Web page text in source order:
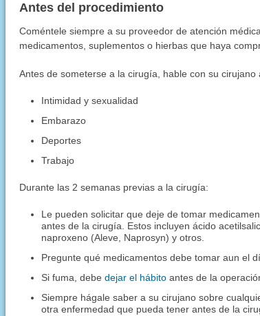
Antes del procedimiento
Coméntele siempre a su proveedor de atención
medicamentos, suplementos o hierbas que haya
Antes de someterse a la cirugía, hable con su cirujano
Intimidad y sexualidad
Embarazo
Deportes
Trabajo
Durante las 2 semanas previas a la cirugía:
Le pueden solicitar que deje de tomar
antes de la cirugía. Estos incluyen ácido
naproxeno (Aleve, Naprosyn) y otros.
Pregunte qué medicamentos debe tomar aun el
Si fuma, debedejar el hábito antes de la
Siempre hágale saber a su cirujano sobre
otra enfermedad que pueda tener antes de la